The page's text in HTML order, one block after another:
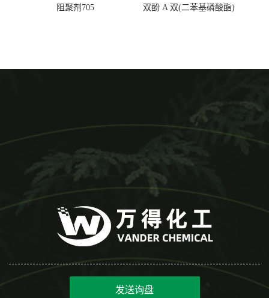
阻聚剂705 双酚 A 双(二苯基磷酸酯)
发送询盘